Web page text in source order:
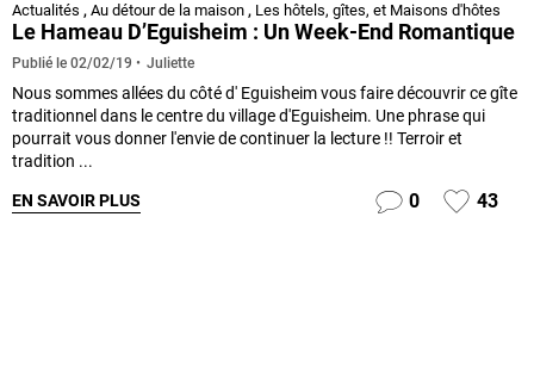
Actualités , Au détour de la maison , Les hôtels, gîtes, et Maisons d'hôtes
Le Hameau D’Eguisheim : Un Week-End Romantique
Publié le 02/02/19 Juliette
Nous sommes allées du côté d' Eguisheim vous faire découvrir ce gîte
traditionnel dans le centre du village d'Eguisheim. Une phrase qui
pourrait vous donner l'envie de continuer la lecture !! Terroir et
tradition ...
EN SAVOIR PLUS 0 43